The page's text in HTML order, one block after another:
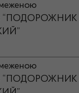
“ПОДОРОЖНИК
“ПОДОРОЖНИК